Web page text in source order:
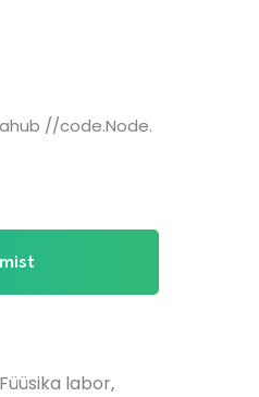
//code.Node.
Füüsika labor,